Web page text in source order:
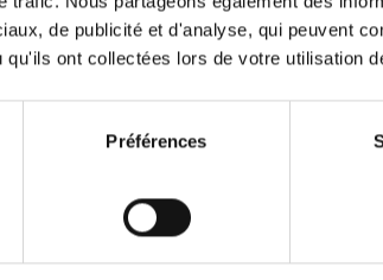
de publicité et d'analyse, qui peuvent
qu'ils ont collectées lors de votre utilisation
Préférences
Digital
completely